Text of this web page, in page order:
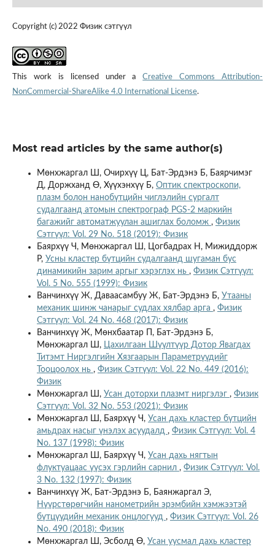
Copyright (c) 2022 Физик сэтгүүл
This work is licensed under aCreative Commons Attribution-
NonCommercial-ShareAlike 4.0 International License.
Most read articles by the same author(s)
Мөнхжаргал Ш, Очирхүү Ц, Бат-Эрдэнэ Б, Баярчимэг
Д, Доржханд Ө, Хүүхэнхүү Б, Оптик спектроскопи,
плазм болон нанобүтцийн чиглэлийн сургалт
судалгаанд атомын спектрограф PGS-2 маркийн
багажийг автоматжуулан ашиглах боломж , Физик
Сэтгүүл: Vol. 29 No. 518 (2019): Физик
Баярхүү Ч, Мөнхжаргал Ш, Цогбадрах Н, Мижиддорж
Р, Усны кластер бүтцийн судалгаанд шугаман бус
динамикийн зарим аргыг хэрэглэх нь , Физик Сэтгүүл:
Vol. 5 No. 555 (1999): Физик
Ванчинхүү Ж, Даваасамбуу Ж, Бат-Эрдэнэ Б, Утааны
механик шинж чанарыг судлах хялбар арга , Физик
Сэтгүүл: Vol. 24 No. 468 (2017): Физик
Ванчинхүү Ж, Мөнхбаатар П, Бат-Эрдэнэ Б,
Мөнхжаргал Ш, Цахилгаан Шүүлтүүр Дотор Явагдах
Титэмт Ниргэлгийн Хязгаарын Параметрүүдийг
Тооцоолох нь , Физик Сэтгүүл: Vol. 22 No. 449 (2016):
Физик
Мөнхжаргал Ш, Усан доторхи плазмт ниргэлэг , Физик
Сэтгүүл: Vol. 32 No. 553 (2021): Физик
Мөнхжаргал Ш, Баярхүү Ч, Усан дахь кластер бүтцийн
амьдрах насыг үнэлэх асуудалд , Физик Сэтгүүл: Vol. 4
No. 137 (1998): Физик
Мөнхжаргал Ш, Баярхүү Ч, Усан дахь нягтын
флуктуацаас үүсэх гэрлийн сарнил , Физик Сэтгүүл: Vol.
3 No. 132 (1997): Физик
Ванчинхүү Ж, Бат-Эрдэнэ Б, Баянжаргал Э,
Нүүрстөрөгчийн нанометрийн эрэмбийн хэмжээтэй
бүтцүүдийн механик онцлогууд , Физик Сэтгүүл: Vol. 26
No. 490 (2018): Физик
Мөнхжаргал Ш, Эсболд Ө, Усан уусмал дахь кластер